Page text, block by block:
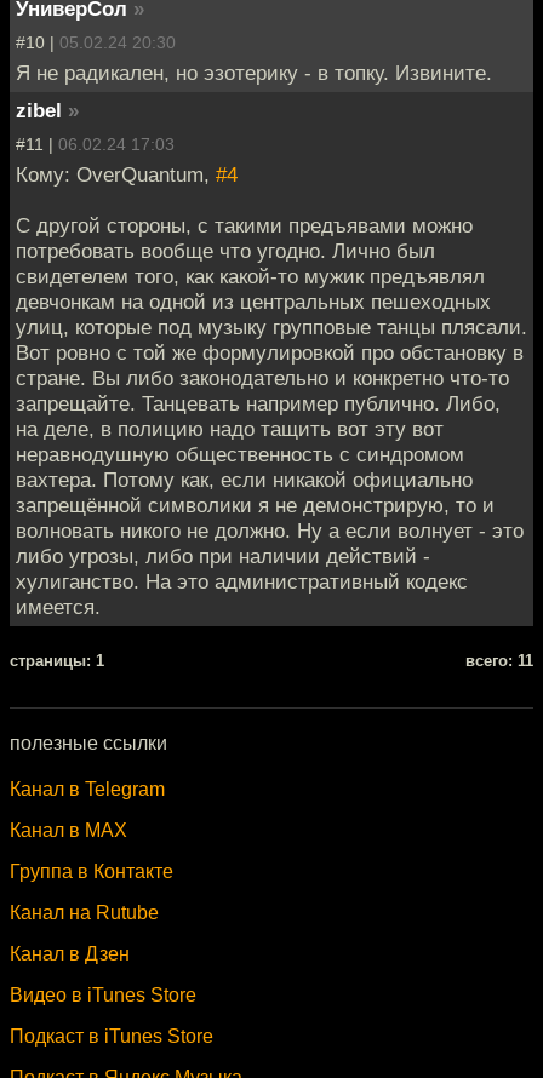
УниверСол »
#10 | 05.02.24 20:30
Я не радикален, но эзотерику - в топку. Извините.
zibel »
#11 | 06.02.24 17:03
Кому: OverQuantum, #4
С другой стороны, с такими предъявами можно
потребовать вообще что угодно. Лично был
свидетелем того, как какой-то мужик предъявлял
девчонкам на одной из центральных пешеходных
улиц, которые под музыку групповые танцы плясали.
Вот ровно с той же формулировкой про обстановку в
стране. Вы либо законодательно и конкретно что-то
запрещайте. Танцевать например публично. Либо,
на деле, в полицию надо тащить вот эту вот
неравнодушную общественность с синдромом
вахтера. Потому как, если никакой официально
запрещённой символики я не демонстрирую, то и
волновать никого не должно. Ну а если волнует - это
либо угрозы, либо при наличии действий -
хулиганство. На это административный кодекс
имеется.
cтраницы: 1 всего: 11
полезные ссылки
Канал в Telegram
Канал в MAX
Группа в Контакте
Канал на Rutube
Канал в Дзен
Видео в iTunes Store
Подкаст в iTunes Store